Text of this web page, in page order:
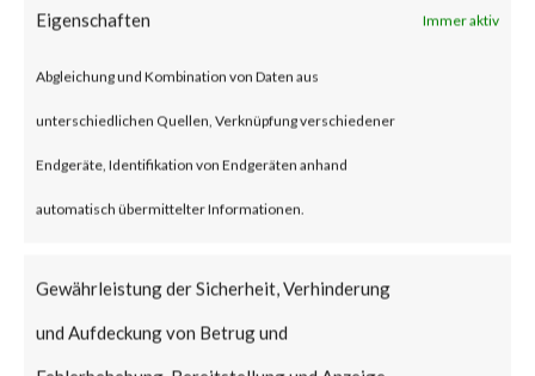
Eigenschaften Immer aktiv
Abgleichung und Kombination von Daten aus
unterschiedlichen Quellen, Verknüpfung verschiedener
Endgeräte, Identifikation von Endgeräten anhand
automatisch übermittelter Informationen.
Gewährleistung der Sicherheit, Verhinderung
und Aufdeckung von Betrug und
important by Microsoft.
Why is this Significant?
The CVE-2023-36884 has no
available patch and there are
wild.